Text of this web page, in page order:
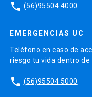
phone (56)95504 4000
EMERGENCIAS UC
Teléfono en caso de
riesgo tu vida dentro de
phone (56)95504 5000